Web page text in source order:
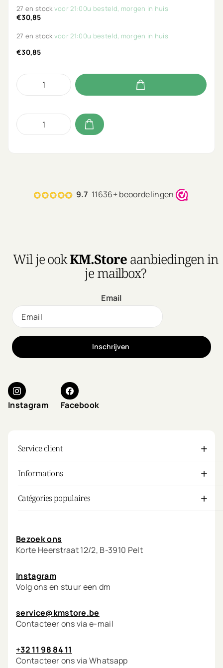
27 en stockvoor 21:00u besteld, morgen in huis
€30,85
27 en stockvoor 21:00u besteld, morgen in huis
€30,85
9.7 11636+ beoordelingen
Wil je ookKM.Storeaanbiedingen in
je mailbox?
Email
Inschrijven
Instagram Facebook
Service client
Informations
Catégories populaires
Bezoek ons
Korte Heerstraat 12/2, B-3910 Pelt
Instagram
Volg ons en stuur een dm
service@kmstore.be
Contacteer ons via e-mail
+32 11 98 84 11
Contacteer ons via Whatsapp